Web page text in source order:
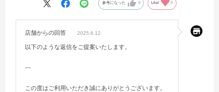
参考になった 0 Like! 0
店舗からの回答 2025.6.12
以下のような返信をご提案いたします。
---
この度はご利用いただき誠にありがとうございます。